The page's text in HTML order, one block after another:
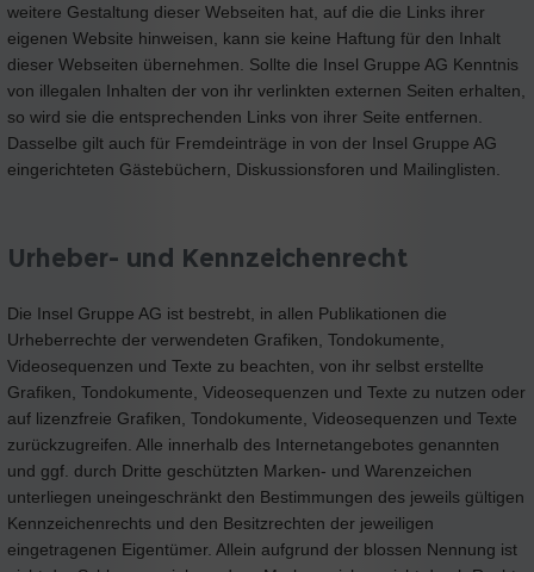
weitere Gestaltung dieser Webseiten hat, auf die die Links ihrer
eigenen Website hinweisen, kann sie keine Haftung für den Inhalt
dieser Webseiten übernehmen. Sollte die Insel Gruppe AG Kenntnis
von illegalen Inhalten der von ihr verlinkten externen Seiten erhalten,
so wird sie die entsprechenden Links von ihrer Seite entfernen.
Dasselbe gilt auch für Fremdeinträge in von der Insel Gruppe AG
eingerichteten Gästebüchern, Diskussionsforen und Mailinglisten.
Urheber- und Kennzeichenrecht
Die Insel Gruppe AG ist bestrebt, in allen Publikationen die
Urheberrechte der verwendeten Grafiken, Tondokumente,
Videosequenzen und Texte zu beachten, von ihr selbst erstellte
Grafiken, Tondokumente, Videosequenzen und Texte zu nutzen oder
auf lizenzfreie Grafiken, Tondokumente, Videosequenzen und Texte
zurückzugreifen. Alle innerhalb des Internetangebotes genannten
und ggf. durch Dritte geschützten Marken- und Warenzeichen
unterliegen uneingeschränkt den Bestimmungen des jeweils gültigen
Kennzeichenrechts und den Besitzrechten der jeweiligen
eingetragenen Eigentümer. Allein aufgrund der blossen Nennung ist